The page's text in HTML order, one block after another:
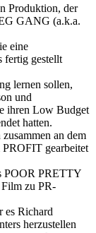
Produktion, der
GANG (a.k.a.
eine
fertig gestellt
lernen sollen,
und
ihren Low Budget
hatten.
an dem
gearbeitet
POOR PRETTY
zu PR-
es Richard
herzustellen